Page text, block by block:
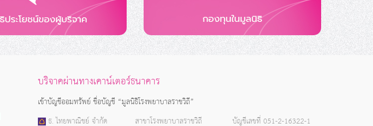
บริจาคผ่านทางเคาน์เตอร์ธนาคาร
เข้าบัญชีออมทรัพย์ ชื่อบัญชี “มูลนิธิโรงพยาบาลราชวิถี”
ธ. ไทยพาณิชย์ จำกัด
สาขาโรงพยาบาลราชวิถี บัญชีเลขที่ 051-2-16322-1